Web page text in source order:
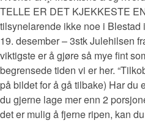
TELLE ER DET KJEKKESTE
tilsynelarende ikke noe i Blestad
19. desember – 3stk Julehilsen
viktigste er å gjøre så mye fint
begrensede tiden vi er her.
på bildet for å gå tilbake) Har du
du gjerne lage mer enn 2
det er mulig å fjerne ripen, kan